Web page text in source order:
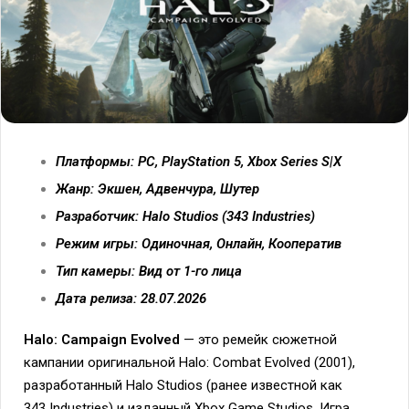
Платформы: PC, PlayStation 5, Xbox Series S|X
Жанр: Экшен, Адвенчура, Шутер
Разработчик: Halo Studios (343 Industries)
Режим игры: Одиночная, Онлайн, Кооператив
Тип камеры: Вид от 1-го лица
Дата релиза: 28.07.2026
Halo: Campaign Evolved — это ремейк сюжетной
кампании оригинальной Halo: Combat Evolved (2001),
разработанный Halo Studios (ранее известной как